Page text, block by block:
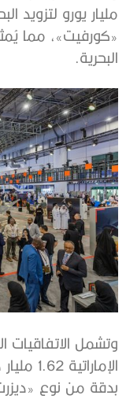
مليار يورو لتزويد
«كورفيت»، مما
البحرية.
وتشمل الاتفاقيات